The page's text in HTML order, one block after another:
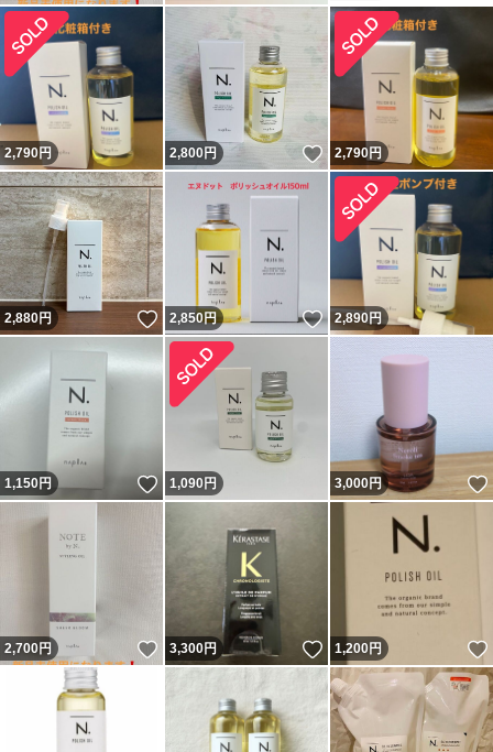
2,790円 2,800円 いいね！
2,790円
2,880円 いいね！
2,850円 いいね！
2,890円
1,150円 いいね！
1,090円 3,000円
2,700円 いいね！
3,300円 いいね！
1,200円